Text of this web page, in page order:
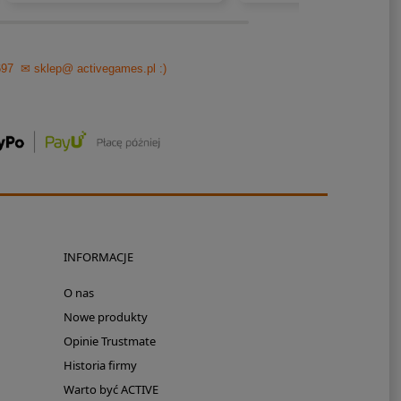
✉ sklep@ activegames.pl :)
INFORMACJE
O nas
Nowe produkty
Opinie Trustmate
Historia firmy
Warto być ACTIVE